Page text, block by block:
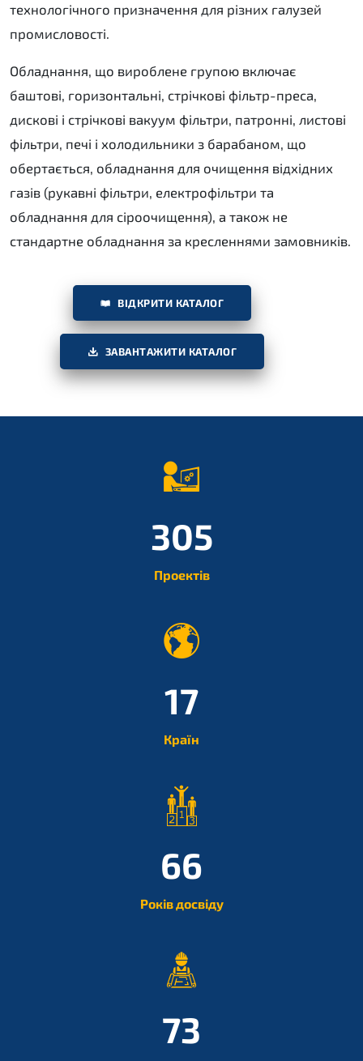
технологічного призначення для різних галузей
промисловості.
Обладнання, що вироблене групою включає
баштові, горизонтальні, стрічкові фільтр-преса,
дискові і стрічкові вакуум фільтри, патронні, листові
фільтри, печі і холодильники з барабаном, що
обертається, обладнання для очищення відхідних
газів (рукавні фільтри, електрофільтри та
обладнання для сіроочищення), а також не
стандартне обладнання за кресленнями замовників.
ВІДКРИТИ КАТАЛОГ
ЗАВАНТАЖИТИ КАТАЛОГ
401
Проектів
22
Країн
87
Років досвіду
96